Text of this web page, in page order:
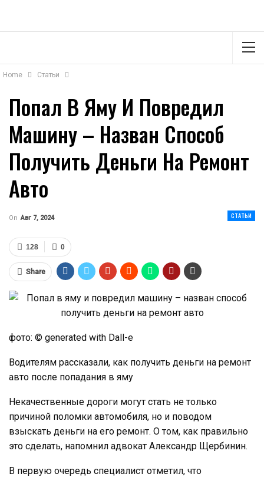
Home Статьи
Попал В Яму И Повредил
Машину – Назван Способ
Получить Деньги На Ремонт
Авто
СТАТЬИ
On Авг 7, 2024
0
128
Share
фото: © generated with Dall-e
Водителям рассказали, как получить деньги на ремонт
авто после попадания в яму
Некачественные дороги могут стать не только
причиной поломки автомобиля, но и поводом
взыскать деньги на его ремонт. О том, как правильно
это сделать, напомнил адвокат Александр Щербинин.
В первую очередь специалист отметил, что